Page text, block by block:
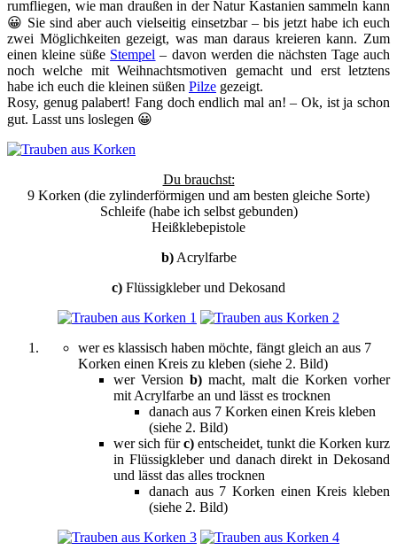
rumfliegen, wie man draußen in der Natur Kastanien sammeln kann
😀 Sie sind aber auch vielseitig einsetzbar – bis jetzt habe ich euch
zwei Möglichkeiten gezeigt, was man daraus kreieren kann. Zum
einen kleine süße Stempel – davon werden die nächsten Tage auch
noch welche mit Weihnachtsmotiven gemacht und erst letztens
habe ich euch die kleinen süßen Pilze gezeigt.
Rosy, genug palabert! Fang doch endlich mal an! – Ok, ist ja schon
gut. Lasst uns loslegen 😀
Du brauchst:
9 Korken (die zylinderförmigen und am besten gleiche Sorte)
Schleife (habe ich selbst gebunden)
Heißklebepistole
b)Acrylfarbe
c) Flüssigkleber und Dekosand
wer es klassisch haben möchte, fängt gleich an aus 7
Korken einen Kreis zu kleben (siehe 2. Bild)
wer Version b) macht, malt die Korken vorher
mit Acrylfarbe an und lässt es trocknen
danach aus 7 Korken einen Kreis kleben
(siehe 2. Bild)
wer sich fürc) entscheidet, tunkt die Korken kurz
in Flüssigkleber und danach direkt in Dekosand
und lässt das alles trocknen
danach aus 7 Korken einen Kreis kleben
(siehe 2. Bild)